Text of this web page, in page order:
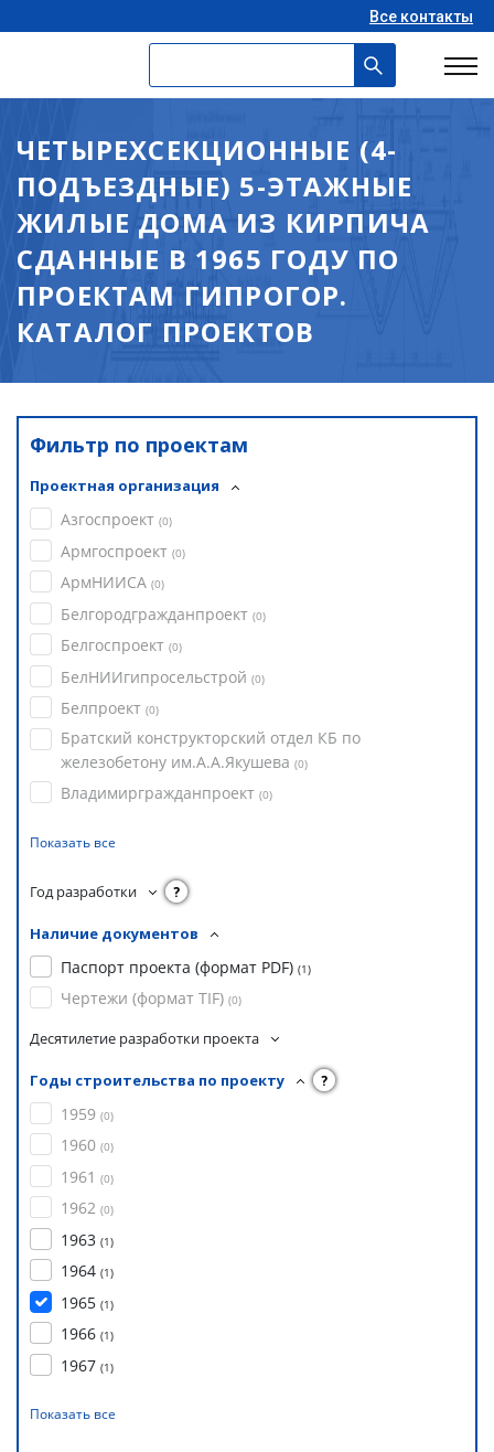
Все контакты
ЧЕТЫРЕХСЕКЦИОННЫЕ (4-
ПОДЪЕЗДНЫЕ) 5-ЭТАЖНЫЕ
ЖИЛЫЕ ДОМА ИЗ КИРПИЧА
СДАННЫЕ В 1965 ГОДУ ПО
ПРОЕКТАМ ГИПРОГОР.
КАТАЛОГ ПРОЕКТОВ
Фильтр по проектам
Проектная организация
Азгоспроект (0)
Армгоспроект (0)
АрмНИИСА (0)
Белгородгражданпроект (0)
Белгоспроект (0)
БелНИИгипросельстрой (0)
Белпроект (0)
Братский конструкторский отдел КБ по
железобетону им.А.А.Якушева (0)
Владимиргражданпроект (0)
Показать все
Год разработки ?
Наличие документов
Паспорт проекта (формат PDF) (1)
Чертежи (формат TIF) (0)
Десятилетие разработки проекта
Годы строительства по проекту ?
1959 (0)
1960 (0)
1961 (0)
1962 (0)
1963 (1)
1964 (1)
1965 (1)
1966 (1)
1967 (1)
Показать все